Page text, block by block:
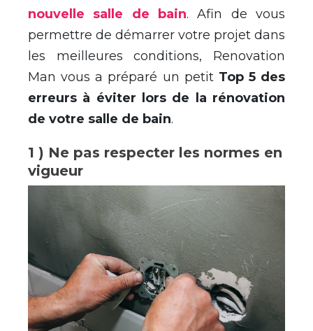
nouvelle salle de bain. Afin de vous
permettre de démarrer votre projet dans
les meilleures conditions, Renovation
Man vous a préparé un petit Top 5 des
erreurs à éviter lors de la rénovation
de votre salle de bain.
1 ) Ne pas respecter les normes en
vigueur